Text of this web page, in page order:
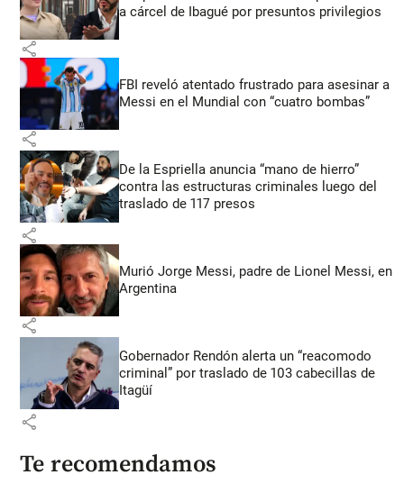
a cárcel de Ibagué por presuntos privilegios
share
FBI reveló atentado frustrado para asesinar a
Messi en el Mundial con “cuatro bombas”
share
De la Espriella anuncia “mano de hierro”
contra las estructuras criminales luego del
traslado de 117 presos
share
Murió Jorge Messi, padre de Lionel Messi, en
Argentina
share
Gobernador Rendón alerta un “reacomodo
criminal” por traslado de 103 cabecillas de
Itagüí
share
Te recomendamos